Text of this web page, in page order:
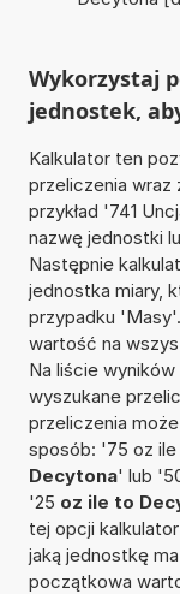
Wykorzystaj
jednostek,
Kalkulator ten
przeliczenia wraz
przykład '741
nazwę jednostki
Następnie
jednostka miary,
przypadku
wartość na
Na liście
wyszukane
przeliczenia
sposób: '75 oz
Decytona' lub
'25 oz ile to
tej opcji
jaką jednostkę
początkowa